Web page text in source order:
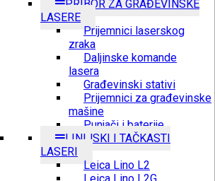
PRIBOR ZA GRAĐEVINSKE
LASERE
Prijemnici laserskog
zraka
Daljinske komande
lasera
Građevinski stativi
Prijemnici za građevinske
mašine
Punjači i baterije
LINIJSKI I TAČKASTI
LASERI
Leica Lino L2